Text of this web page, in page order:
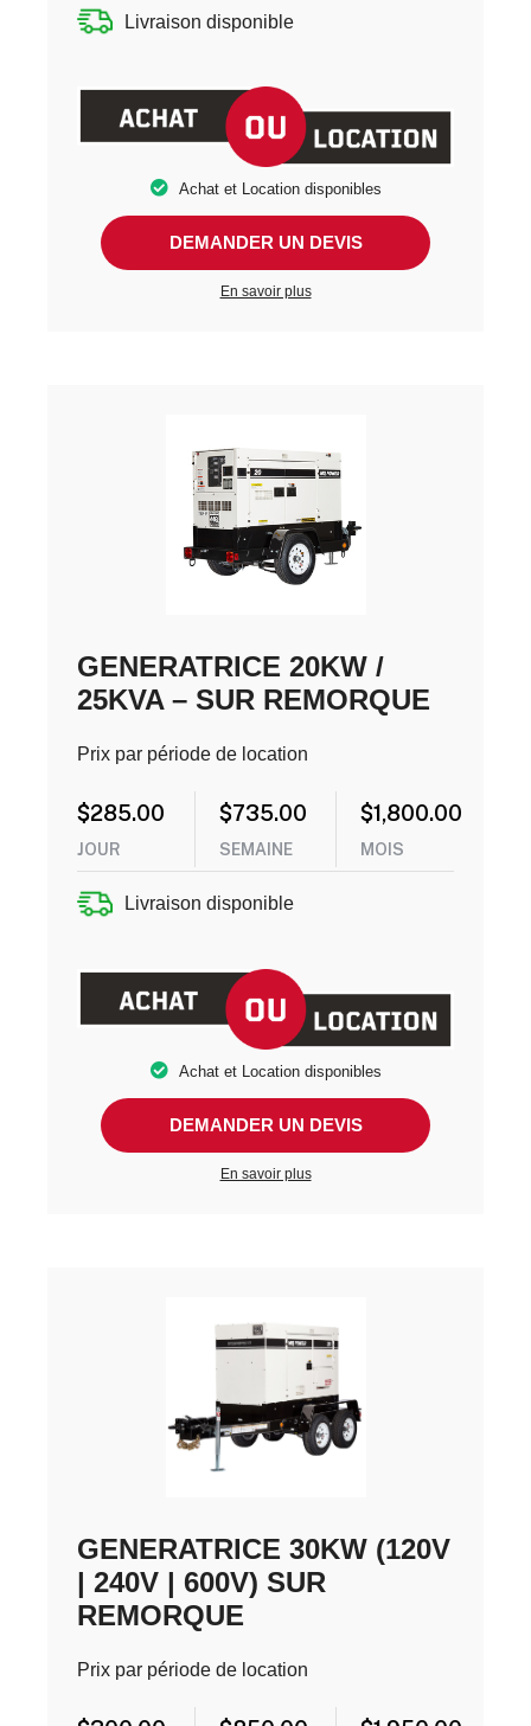
Livraison disponible
Achat et Location disponibles
DEMANDER UN DEVIS
En savoir plus
GENERATRICE 20KW /
25KVA – SUR REMORQUE
Prix par période de location
$285.00
JOUR
$735.00
SEMAINE
$1,800.00
MOIS
Livraison disponible
Achat et Location disponibles
DEMANDER UN DEVIS
En savoir plus
GENERATRICE 30KW (120V
| 240V | 600V) SUR
REMORQUE
Prix par période de location